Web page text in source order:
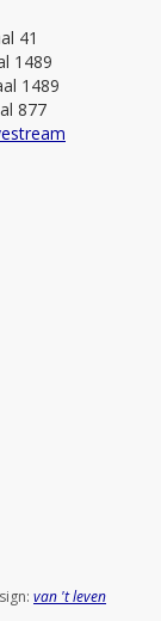
41
1489
1489
877
van 't leven